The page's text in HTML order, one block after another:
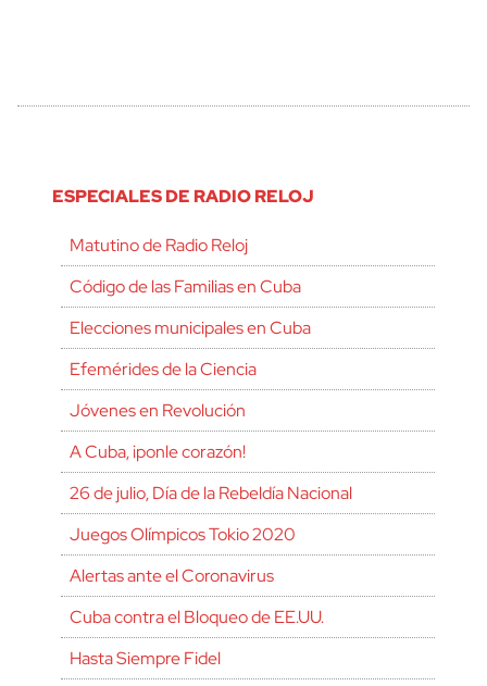
ESPECIALES DE RADIO RELOJ
Matutino de Radio Reloj
Código de las Familias en Cuba
Elecciones municipales en Cuba
Efemérides de la Ciencia
Jóvenes en Revolución
A Cuba, ¡ponle corazón!
26 de julio, Día de la Rebeldía Nacional
Juegos Olímpicos Tokio 2020
Alertas ante el Coronavirus
Cuba contra el Bloqueo de EE.UU.
Hasta Siempre Fidel